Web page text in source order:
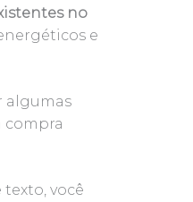
no
e
algumas
compra
texto, você